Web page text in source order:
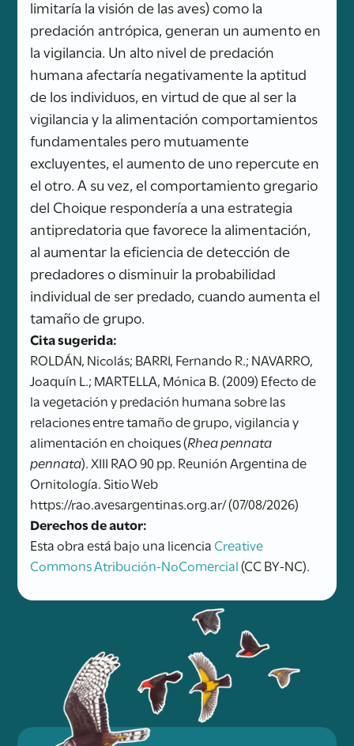
limitaría la visión de las aves) como la
predación antrópica, generan un aumento en
la vigilancia. Un alto nivel de predación
humana afectaría negativamente la aptitud
de los individuos, en virtud de que al ser la
vigilancia y la alimentación comportamientos
fundamentales pero mutuamente
excluyentes, el aumento de uno repercute en
el otro. A su vez, el comportamiento gregario
del Choique respondería a una estrategia
antipredatoria que favorece la alimentación,
al aumentar la eficiencia de detección de
predadores o disminuir la probabilidad
individual de ser predado, cuando aumenta el
tamaño de grupo.
Cita sugerida:
ROLDÁN, Nicolás; BARRI, Fernando R.; NAVARRO,
Joaquín L.; MARTELLA, Mónica B. (2009) Efecto de
la vegetación y predación humana sobre las
relaciones entre tamaño de grupo, vigilancia y
alimentación en choiques (Rhea pennata
pennata). XIII RAO 90 pp. Reunión Argentina de
Ornitología. Sitio Web
https://rao.avesargentinas.org.ar/ (07/08/2026)
Derechos de autor:
Esta obra está bajo una licencia Creative
Commons Atribución-NoComercial(CC BY-NC).